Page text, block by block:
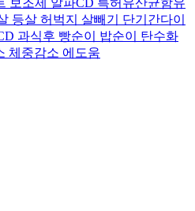
보조제 알파CD 특허유산균함유
등살 허벅지 살빼기 단기간다이
과식후 빵순이 밥순이 탄수화
체중감소 에도움